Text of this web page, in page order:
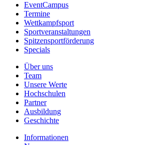
EventCampus
Termine
Wettkampfsport
Sportveranstaltungen
Spitzensportförderung
Specials
Über uns
Team
Unsere Werte
Hochschulen
Partner
Ausbildung
Geschichte
Informationen